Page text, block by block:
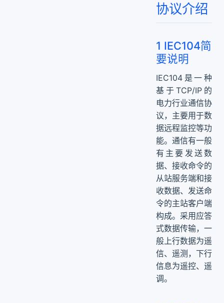
2 IEC104设备数据库操作类实现
四 主站核心程序设计
1 主站设备信息初始化
协议介绍
1 IEC104简
要说明
IEC104是一种
基于TCP/IP的
电力行业通信协
议，主要用于数
据远程监控等功
能。通信有一般
有主要发送数
据、接收命令的
从站服务端和接
收数据、发送命
令的主站客户端
构成。采用应答
式数据传输，一
般上行数据为遥
信、遥测，下行
信息为遥控、遥
调。